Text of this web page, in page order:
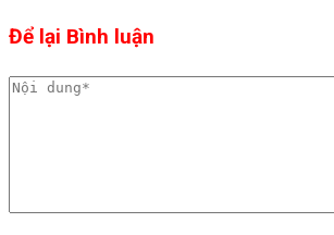
Để lại Bình luận